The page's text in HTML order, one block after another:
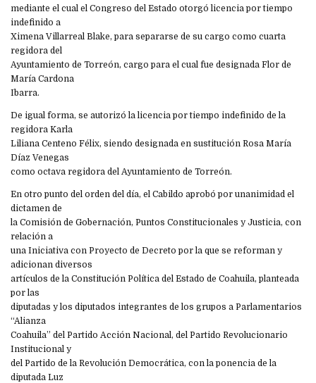
mediante el cual el Congreso del Estado otorgó licencia por tiempo
indefinido a
Ximena Villarreal Blake, para separarse de su cargo como cuarta
regidora del
Ayuntamiento de Torreón, cargo para el cual fue designada Flor de
María Cardona
Ibarra.
De igual forma, se autorizó la licencia por tiempo indefinido de la
regidora Karla
Liliana Centeno Félix, siendo designada en sustitución Rosa María
Díaz Venegas
como octava regidora del Ayuntamiento de Torreón.
En otro punto del orden del día, el Cabildo aprobó por unanimidad el
dictamen de
la Comisión de Gobernación, Puntos Constitucionales y Justicia, con
relación a
una Iniciativa con Proyecto de Decreto por la que se reforman y
adicionan diversos
artículos de la Constitución Política del Estado de Coahuila, planteada
por las
diputadas y los diputados integrantes de los grupos a Parlamentarios
“Alianza
Coahuila” del Partido Acción Nacional, del Partido Revolucionario
Institucional y
del Partido de la Revolución Democrática, con la ponencia de la
diputada Luz